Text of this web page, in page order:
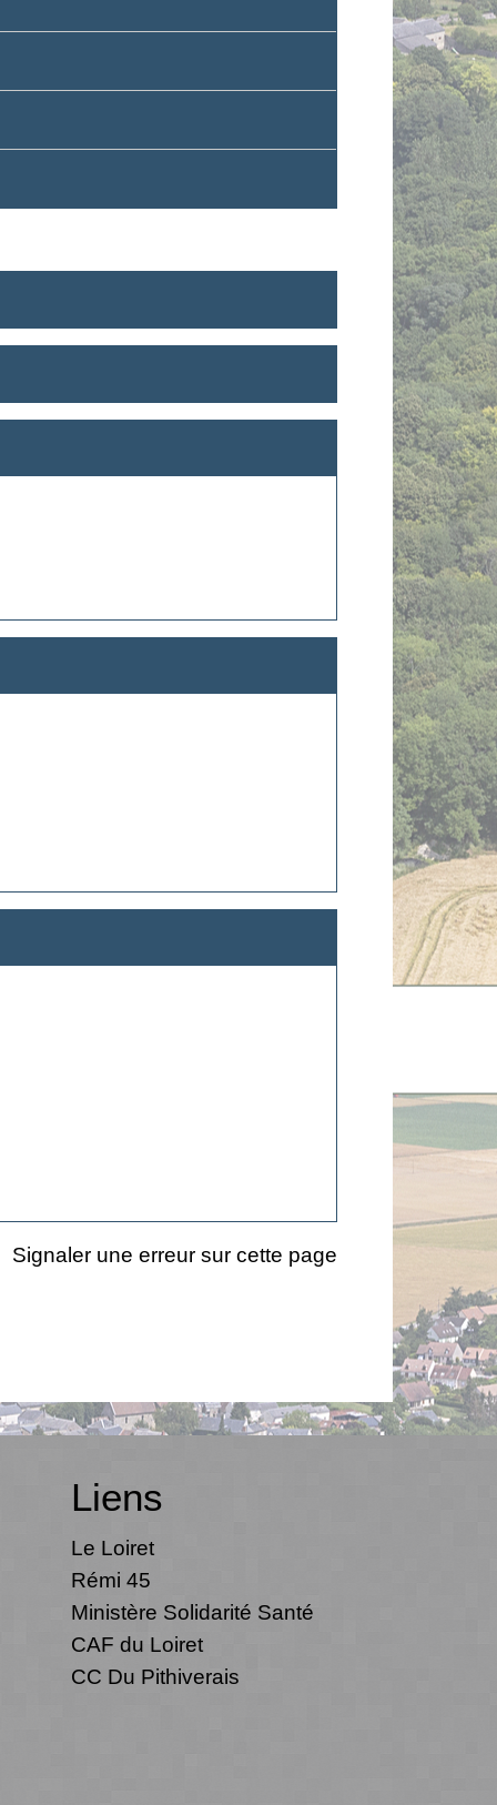
Signaler une erreur sur cette page
Liens
Le Loiret
Rémi 45
Ministère Solidarité Santé
CAF du Loiret
CC Du Pithiverais